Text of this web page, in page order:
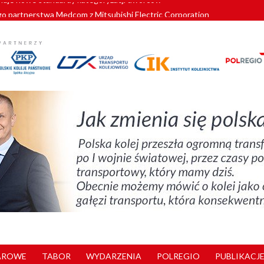
partnerstwa Medcom z Mitsubishi Electric Corporation
znów szuka dostawcy nowych EZT
kolejowych w północnej Wielkopolsce. Łatwiejsze dojazdy do pracy i
nowe standardy kategoryzacji dworców
TABOR WYDARZENIA POLREGIO